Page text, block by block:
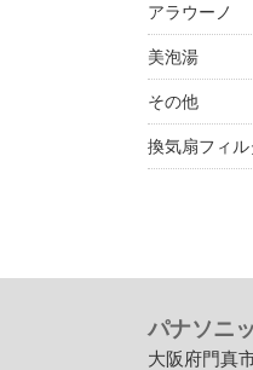
アラウーノ
美泡湯
その他
換気扇フィ
パナソニ
大阪府門真